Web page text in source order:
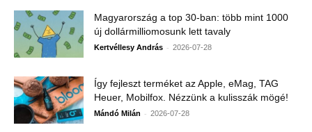
Magyarország a top 30-ban: több mint 1000
új dollármilliomosunk lett tavaly
Kertvéllesy András - 2026-07-28
Így fejleszt terméket az Apple, eMag, TAG
Heuer, Mobilfox. Nézzünk a kulisszák mögé!
Mándó Milán - 2026-07-28